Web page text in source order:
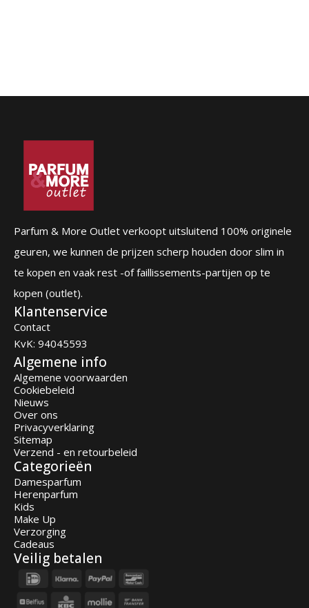
Parfum & More Outlet verkoopt uitsluitend 100% originele
geuren, we kunnen de prijzen scherp houden door slim in
te kopen en vaak rest -of faillissements-partijen op te
kopen (outlet).
Klantenservice
Contact
KvK: 94045593
Algemene info
Algemene voorwaarden
Cookiebeleid
Nieuws
Over ons
Privacyverklaring
Sitemap
Verzend - en retourbeleid
Categorieën
Damesparfum
Herenparfum
Kids
Make Up
Verzorging
Cadeaus
Veilig betalen